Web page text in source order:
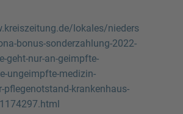
lokales/nieders
bonus-sonderzahlung-2022-
geht-nur-an-geimpfte-
ungeimpfte-medizin-
pflegenotstand-krankenhaus-